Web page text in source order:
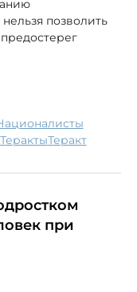
позволить
националисты
теракты теракт
при